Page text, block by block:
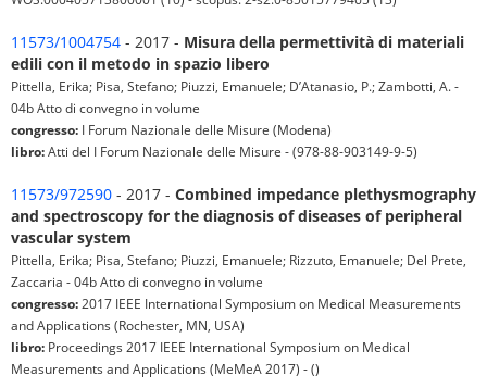
11573/1004754 - 2017 - Misura della permettività di materiali
edili con il metodo in spazio libero
Pittella, Erika; Pisa, Stefano; Piuzzi, Emanuele; D’Atanasio, P.; Zambotti, A. -
04b Atto di convegno in volume
congresso: I Forum Nazionale delle Misure (Modena)
libro:Atti del I Forum Nazionale delle Misure - (978-88-903149-9-5)
11573/972590 - 2017 - Combined impedance plethysmography
and spectroscopy for the diagnosis of diseases of peripheral
vascular system
Pittella, Erika; Pisa, Stefano; Piuzzi, Emanuele; Rizzuto, Emanuele; Del Prete,
Zaccaria - 04b Atto di convegno in volume
congresso: 2017 IEEE International Symposium on Medical Measurements
and Applications (Rochester, MN, USA)
libro: Proceedings 2017 IEEE International Symposium on Medical
Measurements and Applications (MeMeA 2017) - ()